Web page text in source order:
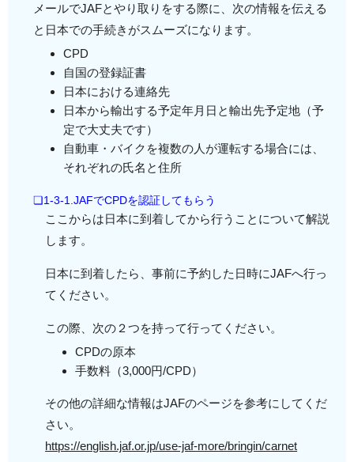
メールでJAFとやり取りをする際に、次の情報を伝える
と日本での手続きがスムーズになります。
CPD
自国の登録証書
日本における連絡先
日本から輸出する予定年月日と輸出先予定地（予
定で大丈夫です）
自動車・バイクを複数の人が運転する場合には、
それぞれの氏名と住所
❏1-3-1.JAFでCPDを認証してもらう
ここからは日本に到着してから行うことについて解説
します。
日本に到着したら、事前に予約した日時にJAFへ行っ
てください。
この際、次の２つを持って行ってください。
CPDの原本
手数料（3,000円/CPD）
その他の詳細な情報はJAFのページを参考にしてくだ
さい。
https://english.jaf.or.jp/use-jaf-more/bringin/carnet